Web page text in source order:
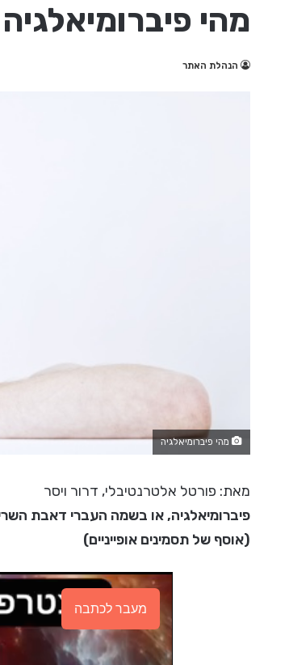
מהי פיברומיאלגיה
הנהלת האתר
מהי פיברומיאלגיה
מאת: פורטל אלטרנטיבלי, דרור ויסר
(אוסף של תסמינים אופייניים)
מעבר לכתבה